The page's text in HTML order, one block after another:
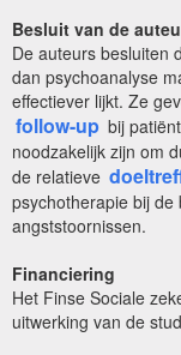
Besluit van de
De auteurs besluiten
dan psychoanalyse
effectiever lijkt. Ze
follow-up bij
noodzakelijk zijn om
de relatieve
psychotherapie bij de
angststoornissen.
Financiering
Het Finse Sociale
uitwerking van de